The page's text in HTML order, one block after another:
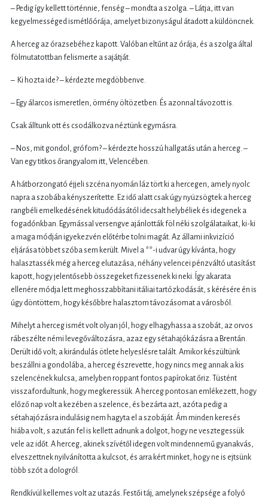
– Pedig így kellett történnie, fenség – mondta a szolga. – Látja, itt van
kegyelmességed ismétlőórája, amelyet bizonyságul átadott a küldöncnek.
A herceg az órazsebéhez kapott. Valóban eltűnt az órája, és a szolga által
fölmutatottban felismerte a sajátját.
– Ki hozta ide? – kérdezte megdöbbenve.
– Egy álarcos ismeretlen, örmény öltözetben. És azonnal távozott is.
Csak álltunk ott és csodálkozva néztünk egymásra.
– Nos, mit gondol, grófom? – kérdezte hosszú hallgatás után a herceg. –
Van egy titkos őrangyalom itt, Velencében.
A hátborzongató éjjeli szcéna nyomán láz tört ki a hercegen, amely nyolc
napra a szobába kényszerítette. Ez idő alatt csak úgy nyüzsögtek a herceg
rangbéli emelkedésének kitudódásától idecsalt helybéliek és idegenek a
fogadónkban. Egymással versengve ajánlották föl néki szolgálataikat, ki-ki
a maga módján igyekezvén előtérbe tolni magát. Az állami inkvizíció
eljárása többet szóba sem került. Mivel a **-i udvar úgy kívánta, hogy
halasztassék még a herceg elutazása, néhány velencei pénzváltó utasítást
kapott, hogy jelentősebb összegeket fizessenek ki neki. Így akarata
ellenére módja lett meghosszabbítani itáliai tartózkodását, s kérésére én is
úgy döntöttem, hogy későbbre halasztom távozásomat a városból.
Mihelyt a herceg ismét volt olyan jól, hogy elhagyhassa a szobát, az orvos
rábeszélte némi levegőváltozásra, azaz egy sétahajókázásra a Brentán.
Derült idő volt; a kirándulás ötlete helyeslésre talált. Amikor készültünk
beszállni a gondolába, a herceg észrevette, hogy nincs meg annak a kis
szelencének kulcsa, amelyben roppant fontos papírokat őriz. Tüstént
visszafordultunk, hogy megkeressük. A herceg pontosan emlékezett, hogy
előző nap volt a kezében a szelence, és bezárta azt, azóta pedig a
sétahajózásra indulásig nem hagyta el a szobáját. Ám minden keresés
hiába volt, s azután fel is kellett adnunk a dolgot, hogy ne vesztegessük
vele az időt. A herceg, akinek szívétől idegen volt mindennemű gyanakvás,
elveszettnek nyilvánította a kulcsot, és arra kért minket, hogy ne is ejtsünk
több szót a dologról.
Rendkívül kellemes volt az utazás. Festői táj, amelynek szépsége a folyó